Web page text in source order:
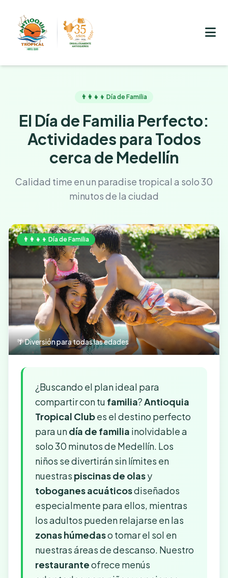
👨‍👩‍👧‍👦 Día de Familia
El Día de Familia Perfecto:
Actividades para Todos
cerca de Medellín
Calidad time en un paradise tropical a solo 30
minutos de la ciudad
👨‍👩‍👧‍👦 Día de Familia
🌴 Diversión para todas las edades
¿Buscando el plan ideal para
compartir con tu familia?Antioquia
Tropical Clubes el destino perfecto
para undía de familia inolvidable a
solo 30 minutos de Medellín. Los
niños se divertirán sin límites en
nuestras piscinas de olasy
toboganes acuáticosdiseñados
especialmente para ellos, mientras
los adultos pueden relajarse en las
zonas húmedaso tomar el sol en
nuestras áreas de descanso. Nuestro
restauranteofrece menús